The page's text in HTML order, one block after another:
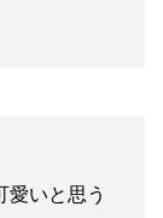
愛いと思う